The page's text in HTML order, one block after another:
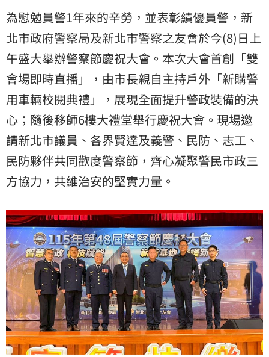
為慰勉員警1年來的辛勞，並表彰績優員警， 新
北市政府警察局及新北市警察之友會於今(8)日上
午盛大舉辦警察節慶祝大會。本次大會首創「雙
會場即時直播」，由市長親自主持戶外「新購警
用車輛校閱典禮」，展現全面提升警政裝備的決
心；隨後移師6樓大禮堂舉行慶祝大會。現場邀
請新北市議員、各界賢達及義警、民防、志工、
民防夥伴共同歡度警察節，齊心凝聚警民市政三
方協力，共維治安的堅實力量。